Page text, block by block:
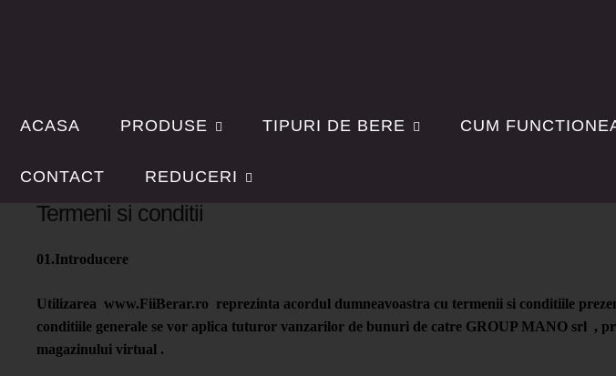
ACASA PRODUSE TIPURI DE BERE CUM
CONTACT REDUCERI
Termeni si conditii
01.Introducere
Utilizarea www.FiiBerar.ro reprezinta acordul dumneavoastra cu termenii si conditiile
conditiile generale se vor aplica tuturor vanzarilor de bunuri de catre GROUP MANO srl ,
magazinului virtual .